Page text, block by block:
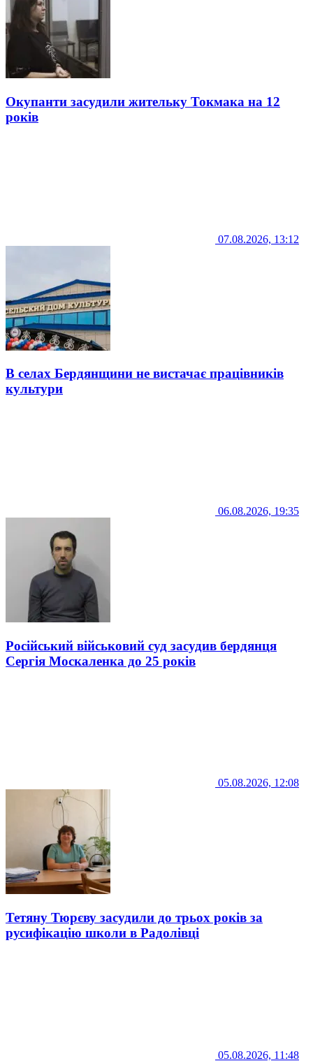
Окупанти засудили жительку Токмака на 12
років
07.08.2026, 13:12
В селах Бердянщини не вистачає працівників
культури
06.08.2026, 19:35
Російський військовий суд засудив бердянця
Сергія Москаленка до 25 років
05.08.2026, 12:08
Тетяну Тюрєву засудили до трьох років за
русифікацію школи в Радолівці
05.08.2026, 11:48